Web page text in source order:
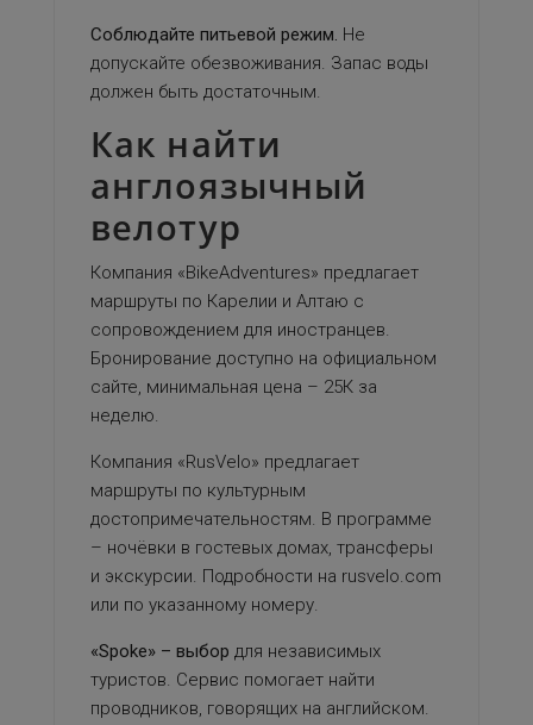
Соблюдайте питьевой режим. Не
допускайте обезвоживания. Запас воды
должен быть достаточным.
Как найти
англоязычный
велотур
Компания «BikeAdventures» предлагает
маршруты по Карелии и Алтаю с
сопровождением для иностранцев.
Бронирование доступно на официальном
сайте, минимальная цена – 25К за
неделю.
Компания «RusVelo» предлагает
маршруты по культурным
достопримечательностям. В программе
– ночёвки в гостевых домах, трансферы
и экскурсии. Подробности на rusvelo.com
или по указанному номеру.
«Spoke» – выбор для независимых
туристов. Сервис помогает найти
проводников, говорящих на английском.